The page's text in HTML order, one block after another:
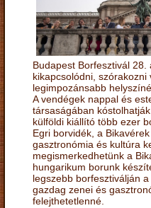
Budapest Borfesztivál
kikapcsolódni,
legimpozánsabb
A vendégek nappal és
társaságában
külföldi kiállító több ezer
Egri borvidék, a
gasztronómia és kultúra
megismerkedhetünk a
hungarikum borunk
legszebb borfesztiválján
gazdag zenei és
felejthetetlenné.